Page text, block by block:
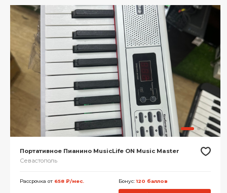
Портативное Пианино MusicLife ON Music Master
Севастополь
Рассрочка от 658 ₽/мес. Бонус:120 баллов